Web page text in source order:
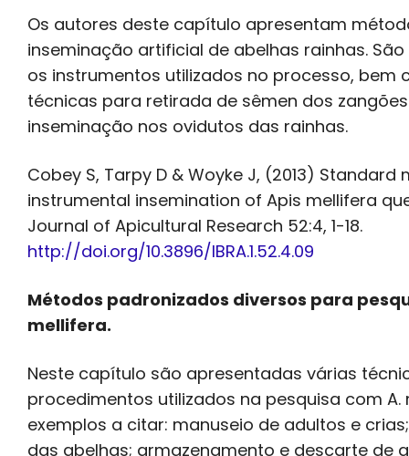
Os autores deste capítulo apresentam
inseminação artificial de abelhas rainhas.
os instrumentos utilizados no processo, bem
técnicas para retirada de sêmen dos
inseminação nos ovidutos das rainhas.
Cobey S, Tarpy D & Woyke J, (2013)
instrumental insemination of Apis mellifera
Journal of Apicultural Research 52:4, 1-18.
http://doi.org/10.3896/IBRA.1.52.4.09
Métodos padronizados diversos para
mellifera.
Neste capítulo são apresentadas várias
procedimentos utilizados na pesquisa com A.
exemplos a citar: manuseio de adultos e
das abelhas; armazenamento e descarte de